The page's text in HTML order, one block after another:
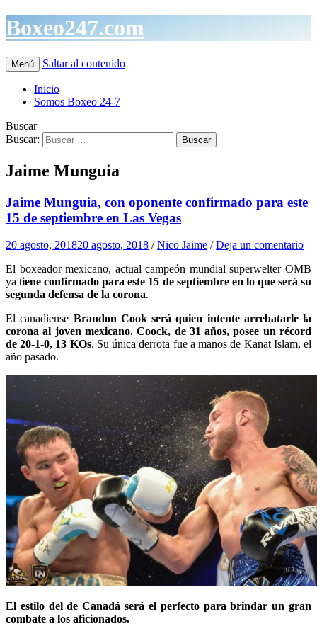
Boxeo247.com
Menú Saltar al contenido
Inicio
Somos Boxeo 24-7
Buscar
Buscar:
Jaime Munguia
Jaime Munguia, con oponente confirmado para este
15 de septiembre en Las Vegas
20 agosto, 201820 agosto, 2018 /Nico Jaime /Deja un comentario
El boxeador mexicano, actual campeón mundial superwelter OMB
ya tiene confirmado para este 15 de septiembre en lo que será su
segunda defensa de la corona.
El canadiense Brandon Cook será quien intente arrebatarle la
corona al joven mexicano. Coock, de 31 años, posee un récord
de 20-1-0, 13 KOs. Su única derrota fue a manos de Kanat Islam, el
año pasado.
El estilo del de Canadá será el perfecto para brindar un gran
combate a los aficionados.